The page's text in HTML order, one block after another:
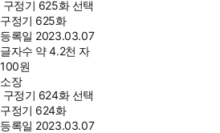
구정기 625화 선택
구정기 625화
등록일 2023.03.07
글자수 약 4.2천 자
100원
소장
구정기 624화 선택
구정기 624화
등록일 2023.03.07